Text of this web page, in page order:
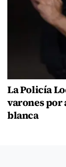
La Policía
varones por
blanca